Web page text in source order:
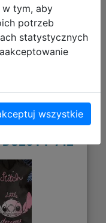
Stitch Black
+ Piórnik
712
w tym, aby
potrzeb
statystycznych
wszystkie